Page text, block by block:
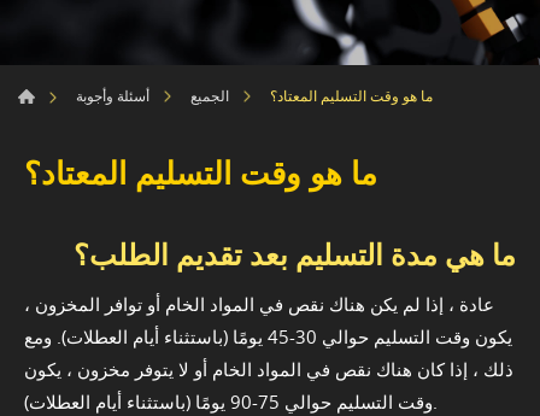
أسئلة وأجوبة الجميع ما هو وقت التسليم المعتاد؟
ما هو وقت التسليم المعتاد؟
ما هي مدة التسليم بعد تقديم الطلب؟
عادة ، إذا لم يكن هناك نقص في المواد الخام أو توافر المخزون ،
يكون وقت التسليم حوالي 30-45 يومًا (باستثناء أيام العطلات). ومع
ذلك ، إذا كان هناك نقص في المواد الخام أو لا يتوفر مخزون ، يكون
وقت التسليم حوالي 75-90 يومًا (باستثناء أيام العطلات).